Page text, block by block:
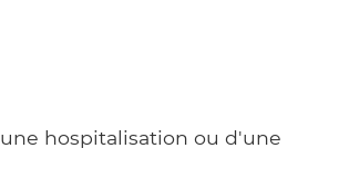
hospitalisation ou d'une